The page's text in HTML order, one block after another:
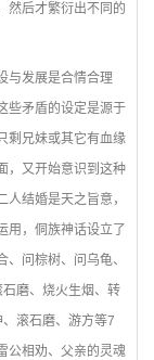
然后才繁衍出不同的
与发展是合情合理
些矛盾的设定是源于
剩兄妹或其它有血缘
，又开始意识到这种
结婚是天之旨意，
用，侗族神话设立了
问棕树、问乌龟、
磨、烧火生烟、转
滚石磨、游方等7
公相劝、父亲的灵魂